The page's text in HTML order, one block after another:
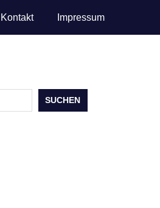
Kontakt Impressum
SUCHEN